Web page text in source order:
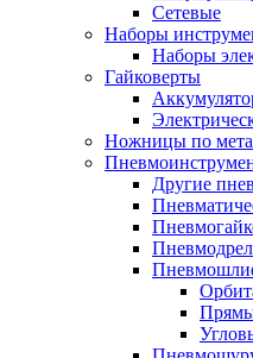
Сетевые
Наборы
Наборы
Гайковерты
Ножницы по
Другие